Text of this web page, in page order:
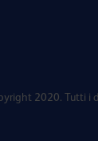
2020. Tutti i